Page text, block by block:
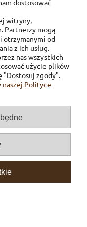
dostosować
witryny,
Partnerzy mogą
otrzymanymi od
z ich usług.
nas wszystkich
użycie plików
"Dostosuj zgody".
naszej Polityce